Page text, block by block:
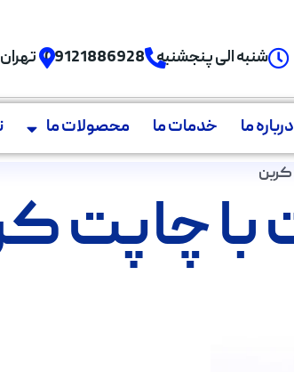
شنبه الی پنجشنبه 09121886928
درباره ما خدمات ما محصولات ما
کربن
با چاپت